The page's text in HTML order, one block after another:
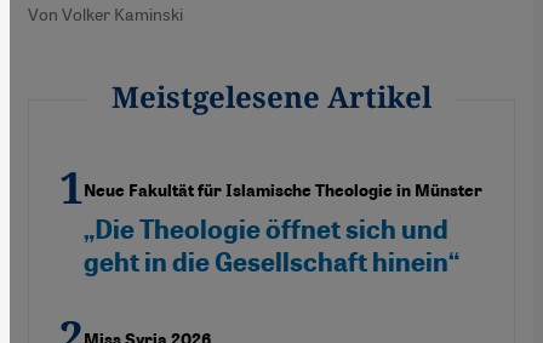
Von Volker Kaminski
Meistgelesene Artikel
Neue Fakultät für Islamische Theologie in Münster
„Die Theologie öffnet sich und
geht in die Gesellschaft hinein“